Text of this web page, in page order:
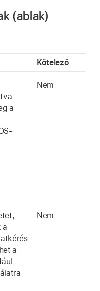
(ablak)
Kötelező
a
Nem
a
a
Nem